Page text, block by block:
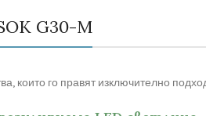
G30-M
които го правят изключително